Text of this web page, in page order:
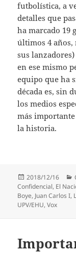
futbolística, a
detalles que
ha marcado 19
últimos 4 años,
sus
en ese mismo
equipo que ha
década es, sin
los medios
más
la historia.
Publicado
el
2018/12/16
Confidencial, El
Boye, Juan Carlos I,
UPV/EHU,Vox